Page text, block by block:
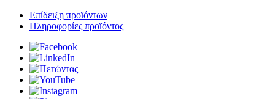
Επίδειξη προϊόντων
Πληροφορίες προϊόντος